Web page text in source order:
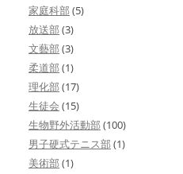
家庭科部 (5)
放送部 (3)
文藝部 (3)
柔道部 (1)
理化部 (17)
生徒会 (15)
生物野外活動部 (100)
男子硬式テニス部 (1)
美術部 (1)